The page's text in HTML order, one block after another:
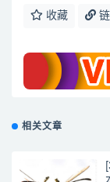
收藏
相关文章